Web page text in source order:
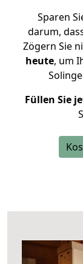
Sparen
darum,
Zögern Sie
heute, um
Füllen Sie